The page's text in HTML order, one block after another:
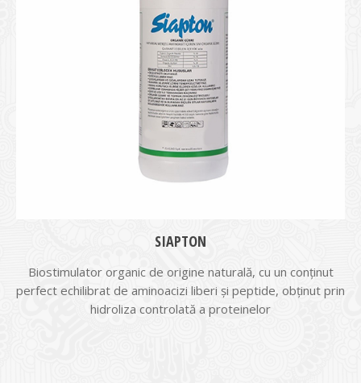
SIAPTON
Biostimulator organic de origine naturală, cu un conținut
perfect echilibrat de aminoacizi liberi și peptide, obținut prin
hidroliza controlată a proteinelor